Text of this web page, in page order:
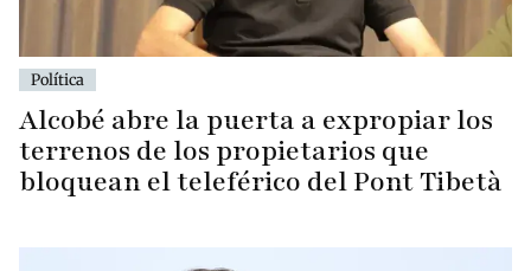
Política
Alcobé abre la puerta a expropiar los
terrenos de los propietarios que
bloquean el teleférico del Pont Tibetà